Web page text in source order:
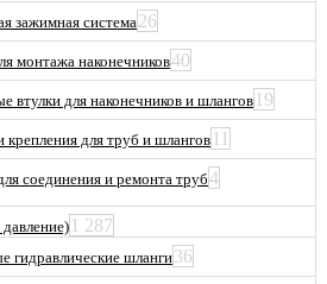
зажимная система26
монтажа наконечников40
втулки для наконечников и шлангов 19
для труб и шлангов11
соединения и ремонта труб4
1 287
гидравлические шланги36